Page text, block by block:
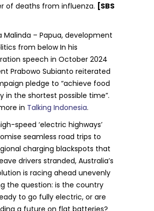
of deaths from influenza. [SBS
Malinda – Papua, development
from below In his
speech in October 2024
Prabowo Subianto reiterated
pledge to “achieve food
in the shortest possible time”.
in Talking Indonesia.
speed ‘electric highways’
seamless road trips to
charging blackspots that
drivers stranded, Australia’s
is racing ahead unevenly
the question: is the country
to go fully electric, or are